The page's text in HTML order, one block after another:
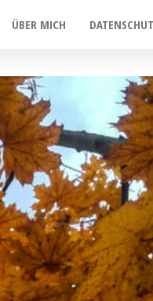
ÜBER MICH